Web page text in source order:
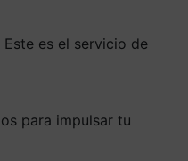
Este es el servicio de
para impulsar tu